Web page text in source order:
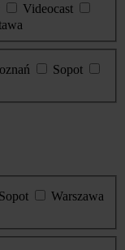
Videocast
Sopot
Sopot
Warszawa